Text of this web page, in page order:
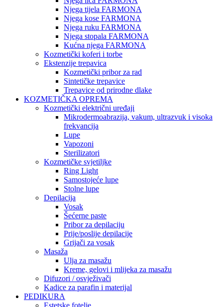
Njega tijela FARMONA
Njega kose FARMONA
Njega ruku FARMONA
Njega stopala FARMONA
Kućna njega FARMONA
Kozmetički koferi i torbe
Ekstenzije trepavica
Kozmetički pribor za rad
Sintetičke trepavice
Trepavice od prirodne dlake
KOZMETIČKA OPREMA
Kozmetički električni uređaji
Mikrodermoabrazija, vakum, ultrazvuk i visoka
frekvancija
Lupe
Vapozoni
Sterilizatori
Kozmetičke svjetiljke
Ring Light
Samostojeće lupe
Stolne lupe
Depilacija
Vosak
Šećerne paste
Pribor za depilaciju
Prije/poslije depilacije
Grijači za vosak
Masaža
Ulja za masažu
Kreme, gelovi i mlijeka za masažu
Difuzori / osvježivači
Kadice za parafin i materijal
PEDIKURA
Estetske fotelje